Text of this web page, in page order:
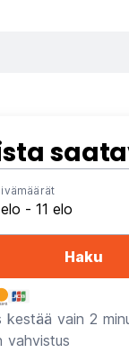
Haku
kestää vain 2
vahvistus